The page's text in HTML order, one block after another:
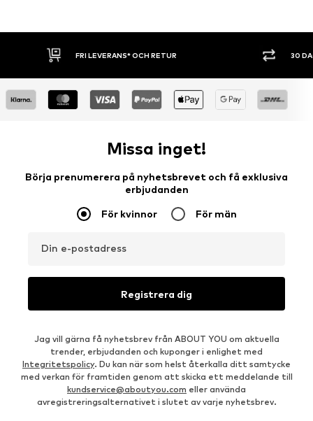
30 DAGARS ÖPPET KÖP SHOPPA NU.
Missa inget!
Börja prenumerera på nyhetsbrevet och få exklusiva
erbjudanden
För kvinnor För män
Din e-postadress
Registrera dig
Jag vill gärna få nyhetsbrev från ABOUT YOU om aktuella
trender, erbjudanden och kuponger i enlighet med
Integritetspolicy. Du kan när som helst återkalla ditt samtycke
med verkan för framtiden genom att skicka ett meddelande till
kundservice@aboutyou.com eller använda
avregistreringsalternativet i slutet av varje nyhetsbrev.